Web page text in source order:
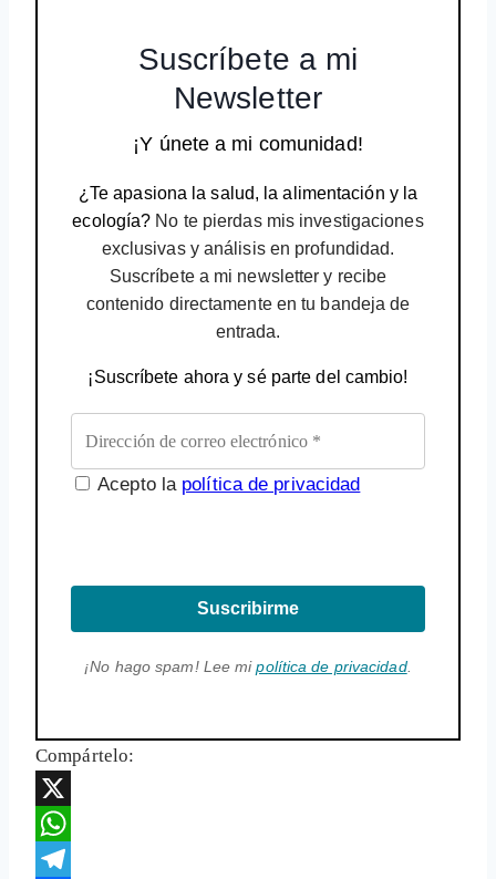
Suscríbete a mi
Newsletter
¡Y únete a mi comunidad!
¿Te apasiona la salud, la alimentación y la
ecología? No te pierdas mis investigaciones
exclusivas y análisis en profundidad.
Suscríbete a mi newsletter y recibe
contenido directamente en tu bandeja de
entrada.
¡Suscríbete ahora y sé parte del cambio!
Acepto la política de privacidad
Suscribirme
¡No hago spam! Lee mipolítica de privacidad.
Compártelo:
X
WhatsApp